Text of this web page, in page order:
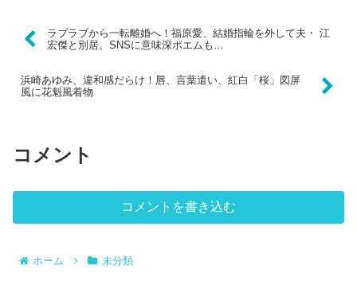
ラブラブから一転離婚へ！福原愛、結婚指輪を外して夫・ 江
宏傑と別居。SNSに意味深ポエムも…
浜崎あゆみ、違和感だらけ！唇、言葉遣い、紅白「桜」図屏
風に花魁風着物
コメント
コメントを書き込む
ホーム 未分類